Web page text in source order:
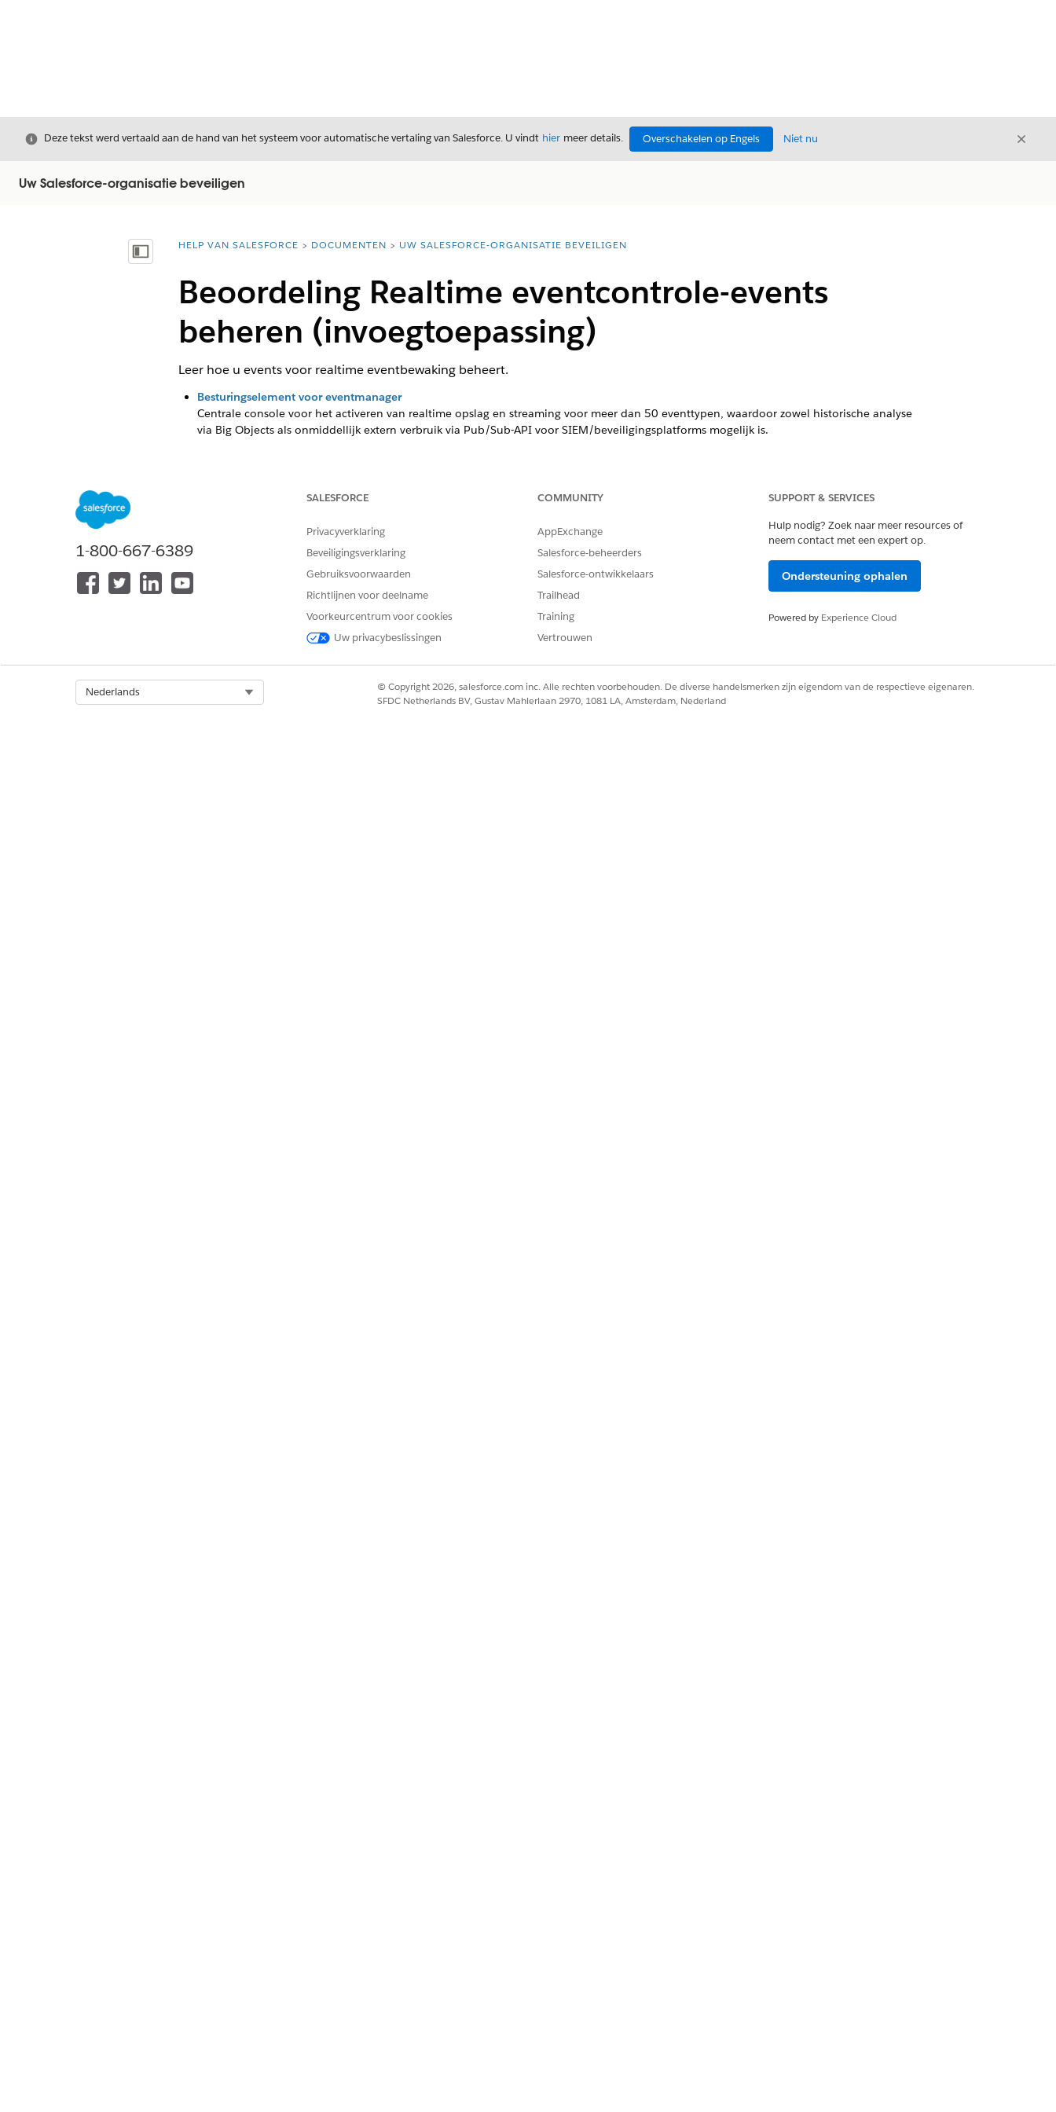
Sluiten
Deze tekst werd vertaald aan de hand van het systeem voor automatische vertaling van Salesforce. U vindt hier meer details. Overschakelen op Engels Niet nu Sluiten
Uw Salesforce-organisatie beveiligen
Inhoudsopgave weergeven
U bent hier:
HELP VAN SALESFORCE DOCUMENTEN UW SALESFORCE-ORGANISATIE BEVEILIGEN
Beoordeling Realtime eventcontrole-events
beheren (invoegtoepassing)
Leer hoe u events voor realtime eventbewaking beheert.
Besturingselement voor eventmanager
Centrale console voor het activeren van realtime opslag en streaming voor meer dan 50 eventtypen, waardoor zowel historische analyse
via Big Objects als onmiddellijk extern verbruik via Pub/Sub-API voor SIEM/beveiligingsplatforms mogelijk is.
HEEFT DIT ARTIKEL UW PROBLEEM OPGELOST?
Laat ons weten wat we kunnen doen om te verbeteren!
1-800-667-6389
SALESFORCE
Privacyverklaring
Beveiligingsverklaring
Gebruiksvoorwaarden
Richtlijnen voor deelname
Voorkeurcentrum voor cookies
Uw privacybeslissingen
COMMUNITY
AppExchange
Salesforce-beheerders
Salesforce-ontwikkelaars
Trailhead
Training
Vertrouwen
SUPPORT & SERVICES
Hulp nodig? Zoek naar meer resources of
neem contact met een expert op.
Ondersteuning ophalen
Powered by Experience Cloud
Nederlands
© Copyright 2026, salesforce.com inc. Alle rechten voorbehouden. De diverse handelsmerken zijn eigendom van de respectieve eigenaren.
SFDC Netherlands BV, Gustav Mahlerlaan 2970, 1081 LA, Amsterdam, Nederland